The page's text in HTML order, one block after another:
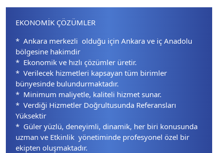
EKONOMİK ÇÖZÜMLER
* Ankara merkezli olduğu için Ankara ve iç Anadolu
bölgesine hakimdir
* Ekonomik ve hızlı çözümler üretir.
* Verilecek hizmetleri kapsayan tüm birimler
bünyesinde bulundurmaktadır.
* Minimum maliyetle, kaliteli hizmet sunar.
* Verdiği Hizmetler Doğrultusunda Referansları
Yüksektir
* Güler yüzlü, deneyimli, dinamik, her biri konusunda
uzman ve Etkinlik yönetiminde profesyonel özel bir
ekipten oluşmaktadır.